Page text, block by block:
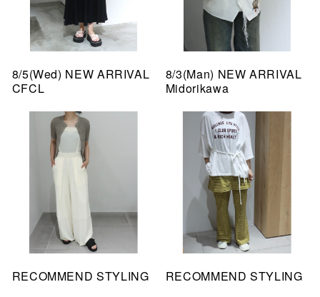
8/5(Wed) NEW ARRIVAL
CFCL
8/3(Man) NEW ARRIVAL
Midorikawa
RECOMMEND STYLING RECOMMEND STYLING